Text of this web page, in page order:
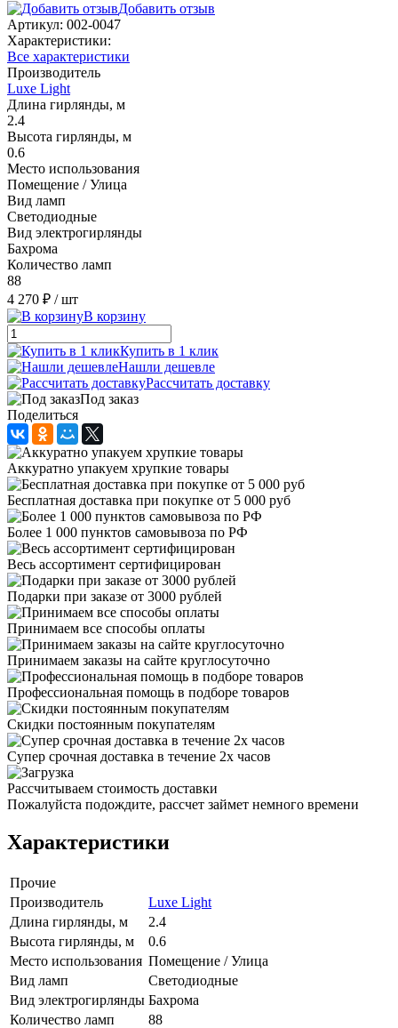
Добавить отзыв
Артикул: 002-0047
Характеристики:
Все характеристики
Производитель
Luxe Light
Длина гирлянды, м
2.4
Высота гирлянды, м
0.6
Место использования
Помещение / Улица
Вид ламп
Светодиодные
Вид электрогирлянды
Бахрома
Количество ламп
88
4 270 ₽ / шт
В корзину
Купить в 1 клик
Нашли дешевле
Рассчитать доставку
Под заказ
Поделиться
Аккуратно упакуем хрупкие товары
Бесплатная доставка при покупке от 5 000 руб
Более 1 000 пунктов самовывоза по РФ
Весь ассортимент сертифицирован
Подарки при заказе от 3000 рублей
Принимаем все способы оплаты
Принимаем заказы на сайте круглосуточно
Профессиональная помощь в подборе товаров
Скидки постоянным покупателям
Супер срочная доставка в течение 2х часов
Рассчитываем стоимость доставки
Пожалуйста подождите, рассчет займет немного времени
Характеристики
Прочие
Производитель
Luxe Light
Длина гирлянды, м
2.4
Высота гирлянды, м
0.6
Место использования Помещение / Улица
Вид ламп
Светодиодные
Вид электрогирлянды Бахрома
Количество ламп
88